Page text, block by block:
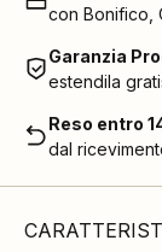
con Bonifico,
Garanzia
estendila
Reso entro
dal